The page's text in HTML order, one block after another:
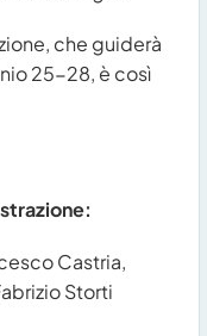
che guiderà
25-28, è così
Castria,
Storti